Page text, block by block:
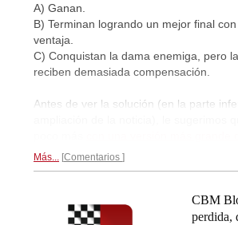
A) Ganan.
B) Terminan logrando un mejor final
ventaja.
C) Conquistan la dama enemiga, pero
reciben demasiada compensación.
Antes de ver la solución (en la parte
Más... Comentarios
CBM
perdida,